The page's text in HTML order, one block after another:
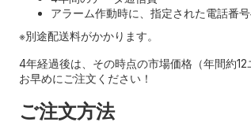
アラーム作動時に、指定された電話番
※別途配送料がかかります。
4年経過後は、その時点の市場価格（年間約
お早めにご注文ください！
ご注文方法